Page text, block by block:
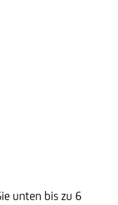
unten bis zu 6